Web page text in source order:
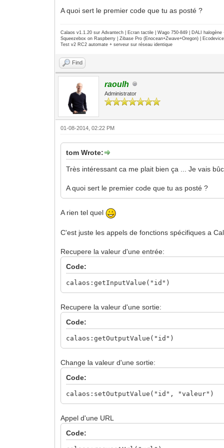
end
-- start/stop plancher pompe si
if temp_plancher <= consigne_plancher
end
if temp_plancher > (consigne_plancher +
end
-- pas besoin d'action, toujours
return false
A quoi sert le premier code que tu as posté ?
Calaos v1.1.20 sur Advantech | Ecran tactile | Wago 750-849 | DALI
Squeezebox on Raspberry | Zibase Pro (Enocean+Zwave+Oregon) |
Test v2 RC2 automate + serveur sur réseau identique
Find
raoulh
Administrator
01-08-2014, 02:22 PM
tom Wrote:
Très intéressant ca me plait bien ça ... Je vais
A quoi sert le premier code que tu as posté ?
A rien tel quel
C'est juste les appels de fonctions spécifiques a
Recupere la valeur d'une entrée:
Code:
calaos:getInputValue("id")
Recupere la valeur d'une sortie:
Code:
calaos:getOutputValue("id")
Change la valeur d'une sortie:
Code:
calaos:setOutputValue("id", "valeur")
Appel d'une URL
Code: